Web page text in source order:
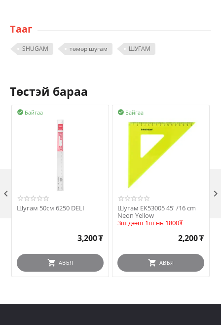
Тааг
SHUGAM төмөр шугам ШУГАМ
Төстэй бараа
Байгаа

Шугам 50см 6250 DELI
3,200₮
АВЪЯ
Байгаа

Шугам EK53005 45' /16 cm
Neon Yellow
3ш дээш 1ш нь 1800₮
2,200₮
АВЪЯ
 